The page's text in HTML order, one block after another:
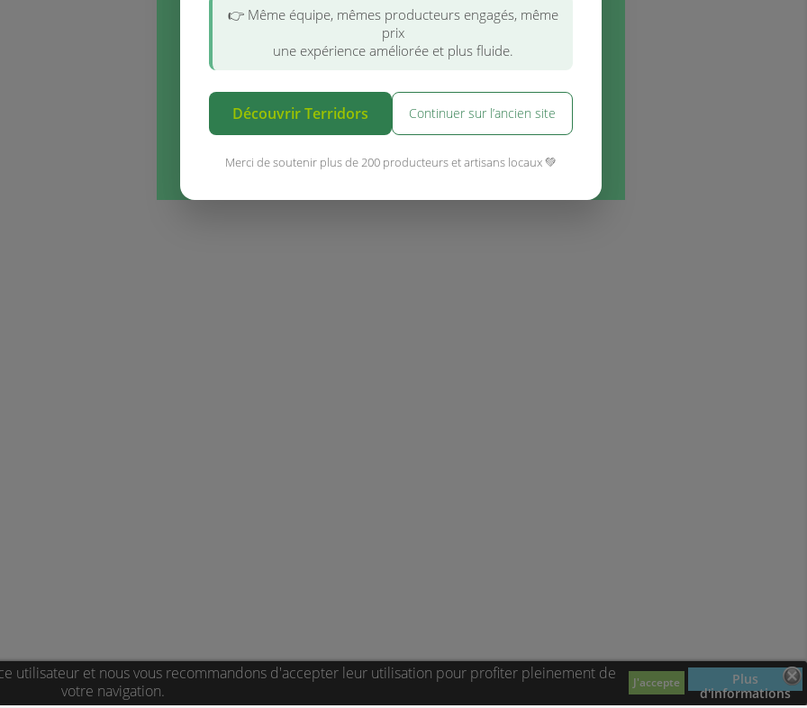
utilisateur et nous vous recommandons d'accepter leur utilisation pour profiter pleinement de
votre navigation.
J'accepte
Plus
d'informations
👉 Même équipe, mêmes producteurs engagés, même
prix
une expérience améliorée et plus fluide.
Découvrir Terridors Continuer sur l’ancien site
Merci de soutenir plus de 200 producteurs et artisans locaux 💚